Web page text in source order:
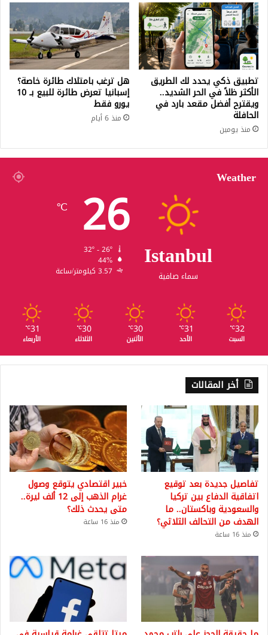
تطبيق ذكي يحدد لك الطريق
الأكثر ظلاً في الحر الشديد..
ويقترح أفضل مقعد بارد في
الحافلة
منذ يومين
هل ترغب بامتلاك طائرة خاصة؟
إسبانيا تعرض طائرة للبيع بـ 10
يورو فقط
منذ 6 أيام
Weather
Istanbul
سماء صافية
26
℃
44%
3.57 كيلومتر/ساعة
32
℃
السبت
31
℃
الأحد
30
℃
الأثنين
30
℃
الثلاثاء
31
℃
الأربعاء
أخر المقالات
تفاصيل جديدة بعد توقيع
اتفاقية الدفاع بين تركيا
والسعودية وباكستان.. ما
الهدف من التحالف الثلاثي؟
منذ 16 ساعة
خبير اقتصادي يتوقع وصول
غرام الذهب إلى 12 ألف ليرة..
متى يحدث ذلك؟
منذ 16 ساعة